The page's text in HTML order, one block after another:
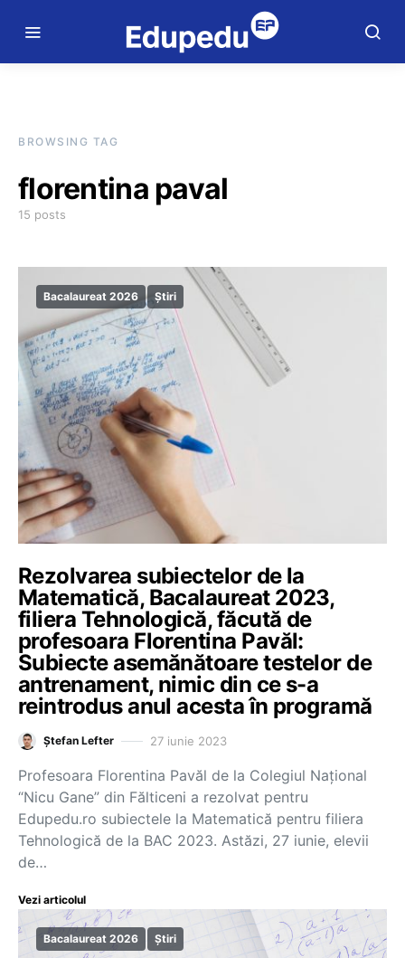
BROWSING TAG
florentina paval
15 posts
Bacalaureat 2026 Știri
Rezolvarea subiectelor de la
Matematică, Bacalaureat 2023,
filiera Tehnologică, făcută de
profesoara Florentina Pavăl:
Subiecte asemănătoare testelor de
antrenament, nimic din ce s-a
reintrodus anul acesta în programă
Ștefan Lefter 27 iunie 2023
Profesoara Florentina Pavăl de la Colegiul Național
“Nicu Gane” din Fălticeni a rezolvat pentru
Edupedu.ro subiectele la Matematică pentru filiera
Tehnologică de la BAC 2023. Astăzi, 27 iunie, elevii
de…
Vezi articolul
Bacalaureat 2026 Știri